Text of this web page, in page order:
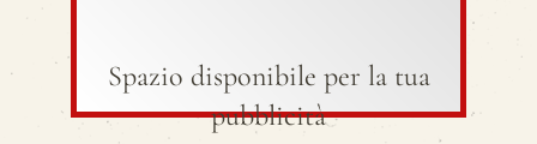
Spazio disponibile per la tua
pubblicità